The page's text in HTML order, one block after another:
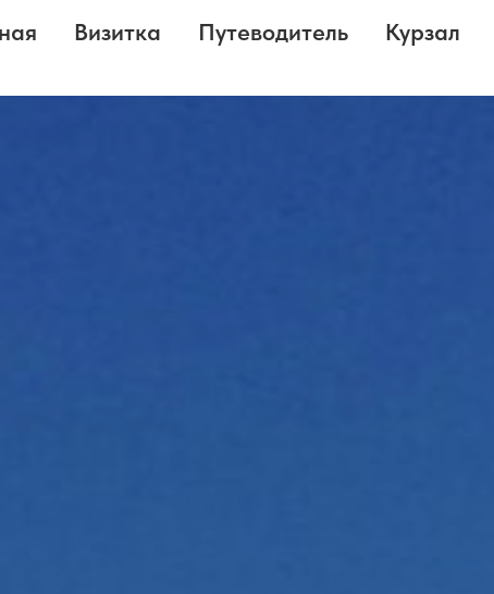
Визитка Путеводитель Курзал